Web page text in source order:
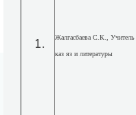
Жалгасбаева С.К., Учитель
каз яз и литературы